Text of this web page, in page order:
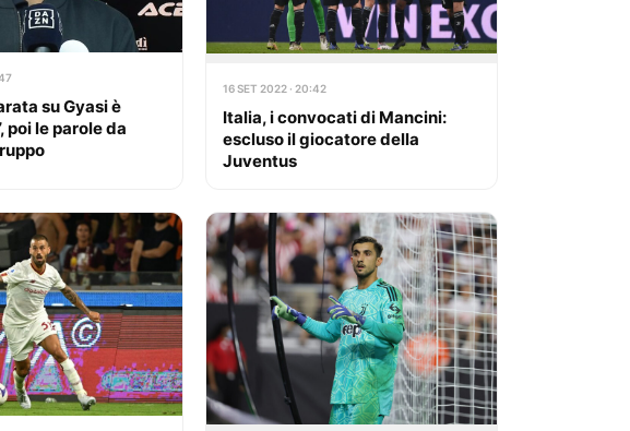
su Gyasi è
poi le parole da
16 SET 2022 · 20:42
Italia, i convocati di Mancini:
escluso il giocatore della
Juventus